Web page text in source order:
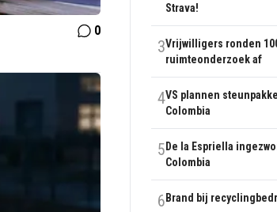
0
Strava!
3Vrijwilligers ronden
ruimteonderzoek af
4VS plannen
Colombia
5 De la Espriella
Colombia
6 Brand bij